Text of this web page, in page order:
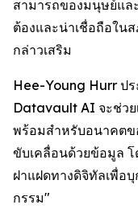
สามารถของมนุษย์แล
ต้องและน่าเชื่อถือใน
กล่าวเสริม
Hee-Young Hurr ป
Datavault AI จะช่ว
พร้อมสำหรับอนาคตข
ขับเคลื่อนด้วยข้อมูล
ฝาแฝดทางดิจิทัลเพื่อ
กรรม"